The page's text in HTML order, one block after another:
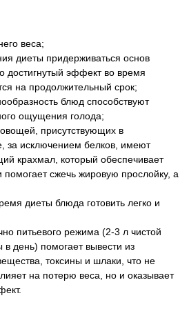
веса;
диеты придерживаться основ
достигнутый эффект во время
на продолжительный срок;
блюд способствуют
ощущения голода;
присутствующих в
за исключением белков, имеют
крахмал, который обеспечивает
сжечь жировую прослойку, а
диеты блюда готовить легко и
питьевого режима (2-3 л чистой
в день) помогает вывести из
токсины и шлаки, что не
на потерю веса, но и оказывает